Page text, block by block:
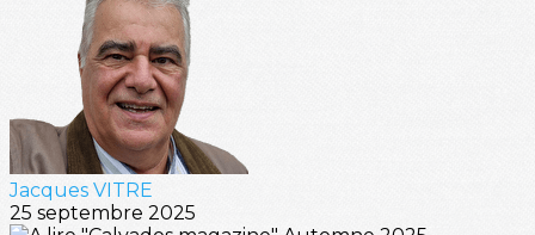
Jacques VITRE
25 septembre 2025